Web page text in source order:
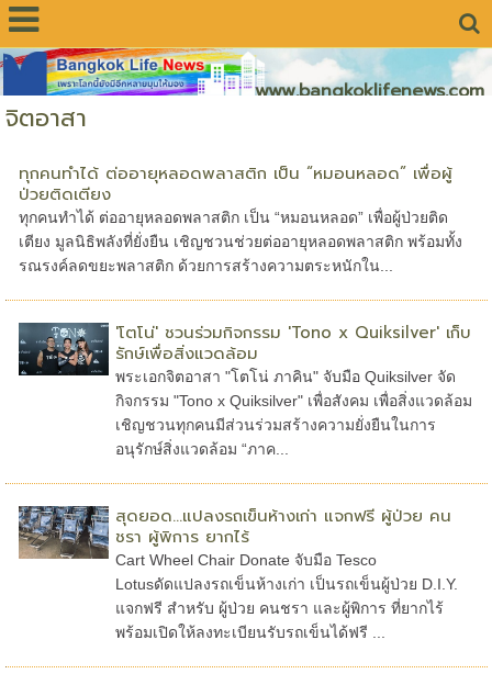
www.bangkoklifenews.com
จิตอาสา
ทุกคนทำได้ ต่ออายุหลอดพลาสติก เป็น “หมอนหลอด” เพื่อผู้
ป่วยติดเตียง
ทุกคนทำได้ ต่ออายุหลอดพลาสติก เป็น “หมอนหลอด” เพื่อผู้ป่วยติด
เตียง มูลนิธิพลังที่ยั่งยืน เชิญชวนช่วยต่ออายุหลอดพลาสติก พร้อมทั้ง
รณรงค์ลดขยะพลาสติก ด้วยการสร้างความตระหนักใน...
'โตโน่' ชวนร่วมกิจกรรม 'Tono x Quiksilver' เก็บ
รักษ์เพื่อสิ่งแวดล้อม
พระเอกจิตอาสา "โตโน่ ภาคิน" จับมือ Quiksilver จัด
กิจกรรม "Tono x Quiksilver" เพื่อสังคม เพื่อสิ่งแวดล้อม
เชิญชวนทุกคนมีส่วนร่วมสร้างความยั่งยืนในการ
อนุรักษ์สิ่งแวดล้อม “ภาค...
สุดยอด...แปลงรถเข็นห้างเก่า แจกฟรี ผู้ป่วย คน
ชรา ผู้พิการ ยากไร้
Cart Wheel Chair Donate จับมือ Tesco
Lotusดัดแปลงรถเข็นห้างเก่า เป็นรถเข็นผู้ป่วย D.I.Y.
แจกฟรี สำหรับ ผู้ป่วย คนชรา และผู้พิการ ที่ยากไร้
พร้อมเปิดให้ลงทะเบียนรับรถเข็นได้ฟรี ...